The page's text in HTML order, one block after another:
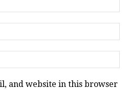
and website in this browser